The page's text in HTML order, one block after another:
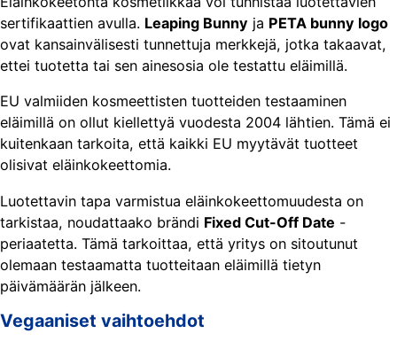
sertifikaattien avulla. Leaping Bunny ja PETA bunny logo
ovat kansainvälisesti tunnettuja merkkejä, jotka takaavat,
ettei tuotetta tai sen ainesosia ole testattu eläimillä.
EU valmiiden kosmeettisten tuotteiden testaaminen
eläimillä on ollut kiellettyä vuodesta 2004 lähtien. Tämä ei
kuitenkaan tarkoita, että kaikki EU myytävät tuotteet
olisivat eläinkokeettomia.
Luotettavin tapa varmistua eläinkokeettomuudesta on
tarkistaa, noudattaako brändi Fixed Cut-Off Date -
periaatetta. Tämä tarkoittaa, että yritys on sitoutunut
olemaan testaamatta tuotteitaan eläimillä tietyn
päivämäärän jälkeen.
Vegaaniset vaihtoehdot